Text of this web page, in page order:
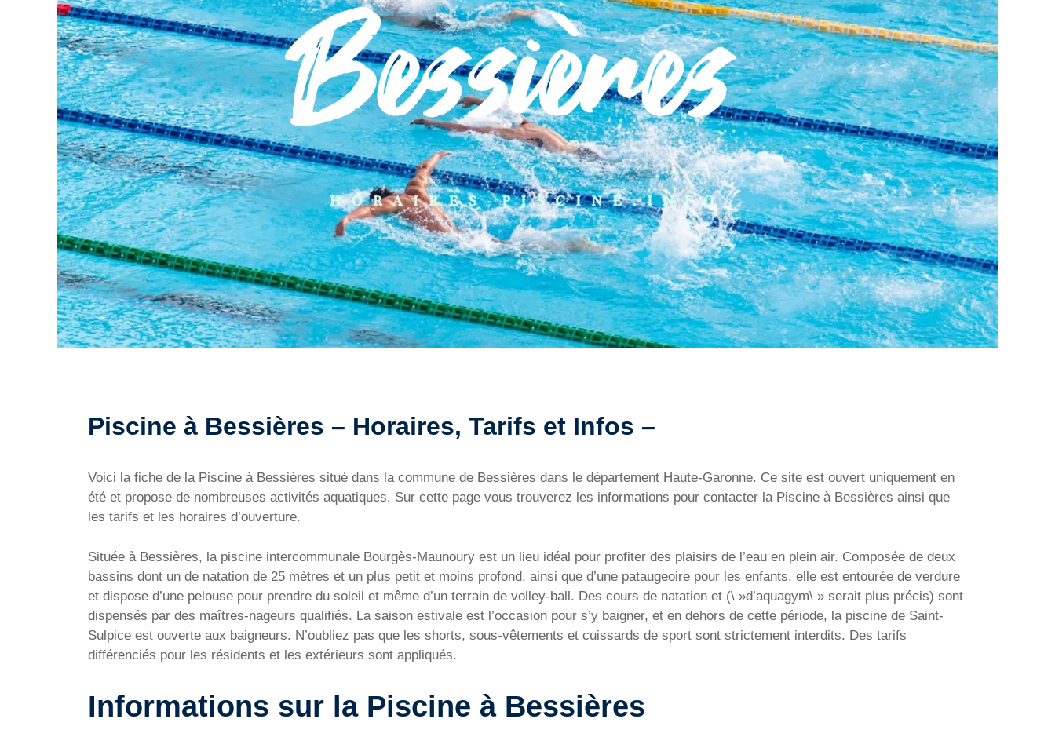
Piscine à Bessières – Horaires, Tarifs et Infos –
Voici la fiche de la Piscine à Bessières situé dans la commune de Bessières dans le département Haute-Garonne. Ce site est ouvert uniquement en
été et propose de nombreuses activités aquatiques. Sur cette page vous trouverez les informations pour contacter la Piscine à Bessières ainsi que
les tarifs et les horaires d’ouverture.
Située à Bessières, la piscine intercommunale Bourgès-Maunoury est un lieu idéal pour profiter des plaisirs de l’eau en plein air. Composée de deux
bassins dont un de natation de 25 mètres et un plus petit et moins profond, ainsi que d’une pataugeoire pour les enfants, elle est entourée de verdure
et dispose d’une pelouse pour prendre du soleil et même d’un terrain de volley-ball. Des cours de natation et (\ »d’aquagym\ » serait plus précis) sont
dispensés par des maîtres-nageurs qualifiés. La saison estivale est l’occasion pour s’y baigner, et en dehors de cette période, la piscine de Saint-
Sulpice est ouverte aux baigneurs. N’oubliez pas que les shorts, sous-vêtements et cuissards de sport sont strictement interdits. Des tarifs
différenciés pour les résidents et les extérieurs sont appliqués.
Informations sur la Piscine à Bessières